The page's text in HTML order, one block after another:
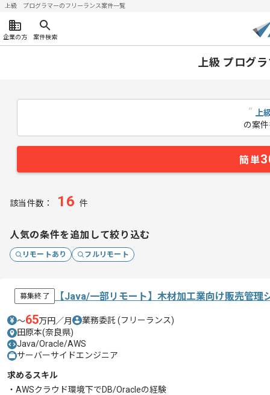
上級 プログラマーのフリーランス案件一覧
企業の方 案件検索
上級 プログ
“
上
の案
簡単
該当件数： 16 件
人気の条件を追加して絞り込む
リモートあり フルリモート
募集終了 【Java/一部リモート】木材加工業向け販売管
〜65万円／月 業務委託 (フリーランス)
田原本(奈良県)
Java/Oracle/AWS
サーバーサイドエンジニア
求めるスキル
・AWSクラウド環境下でDB/Oracleの経験